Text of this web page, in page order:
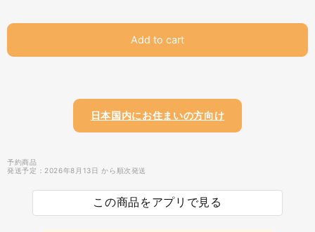
Add to cart
日本国内にお住まいの方向け
予約商品
発送予定：2026年8月13日 から順次発送
この商品をアプリで見る